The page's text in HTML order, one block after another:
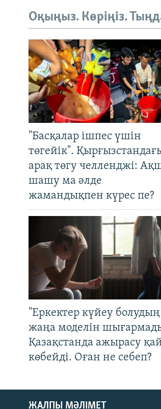
Оқыңыз. Көріңіз.
"Басқалар ішпес үшін
төгейік".
арақ төгу челленджі:
шашу ма әлде
жамандықпен күрес пе?
"Еркектер күйеу болудың
жаңа моделін
Қазақстанда ажырасу
көбейді. Оған не себеп?
ЖАЛПЫ МӘЛІМЕТ